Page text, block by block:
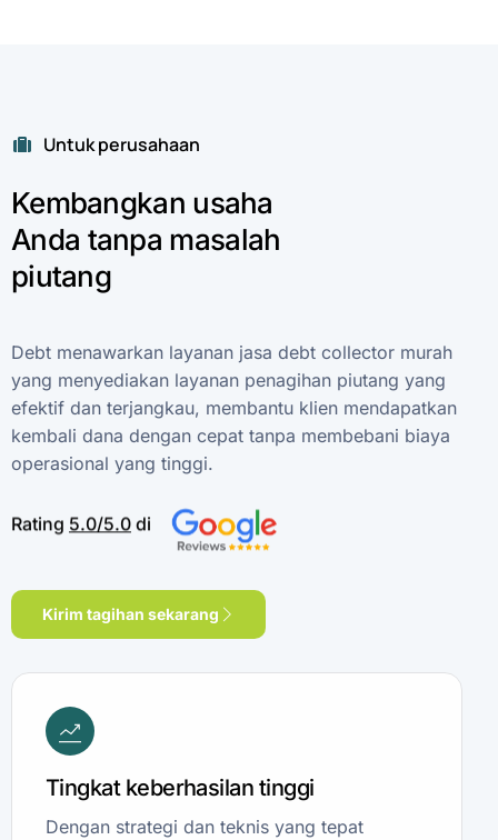
Untuk perusahaan
Kembangkan usaha
Anda tanpa masalah
piutang
Debt menawarkan layanan jasa debt collector murah
yang menyediakan layanan penagihan piutang yang
efektif dan terjangkau, membantu klien mendapatkan
kembali dana dengan cepat tanpa membebani biaya
operasional yang tinggi.
Rating 5.0/5.0 di
Kirim tagihan sekarang
Tingkat keberhasilan tinggi
Dengan strategi dan teknis yang tepat